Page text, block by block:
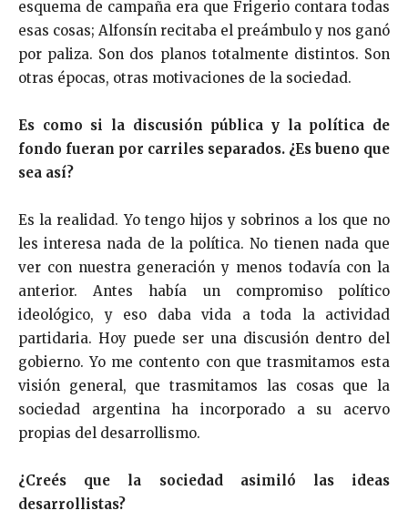
esquema de campaña era que Frigerio contara todas
esas cosas; Alfonsín recitaba el preámbulo y nos ganó
por paliza. Son dos planos totalmente distintos. Son
otras épocas, otras motivaciones de la sociedad.
Es como si la discusión pública y la política de
fondo fueran por carriles separados. ¿Es bueno que
sea así?
Es la realidad. Yo tengo hijos y sobrinos a los que no
les interesa nada de la política. No tienen nada que
ver con nuestra generación y menos todavía con la
anterior. Antes había un compromiso político
ideológico, y eso daba vida a toda la actividad
partidaria. Hoy puede ser una discusión dentro del
gobierno. Yo me contento con que trasmitamos esta
visión general, que trasmitamos las cosas que la
sociedad argentina ha incorporado a su acervo
propias del desarrollismo.
¿Creés que la sociedad asimiló las ideas
desarrollistas?